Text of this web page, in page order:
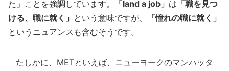
た」ことを強調しています。 「land a job」 は 「職を見つ
ける、職に就く」 という意味ですが、
「憧れの職に就く」
というニュアンスも含むそうです。
たしかに、METといえば、ニューヨークのマンハッタ